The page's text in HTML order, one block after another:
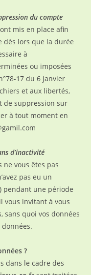
du compte
mis en place afin
dès lors que la durée
à
ou imposées
17 du 6 janvier
et aux libertés,
de suppression sur
à tout moment en
d’inactivité
ne vous êtes pas
pas eu un
pendant une période
vous invitant à vous
sans quoi vos données
?
dans le cadre des